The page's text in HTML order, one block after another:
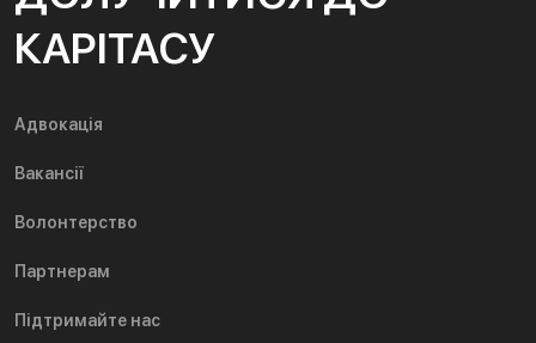
КАРІТАСУ
Адвокація
Вакансії
Волонтерство
Партнерам
Підтримайте нас